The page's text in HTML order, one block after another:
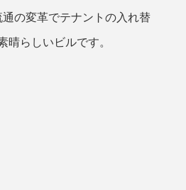
の変革でテナントの入れ替
らしいビルです。